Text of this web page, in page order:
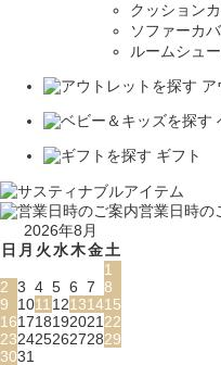
クッション
ソファーカ
ルームシュ
ア
ギフト
営業日時の
2026年8月
日 月 火水木金土
1
2 3 4 5 6 7 8
9
101112131415
16171819202122
23242526272829
3031